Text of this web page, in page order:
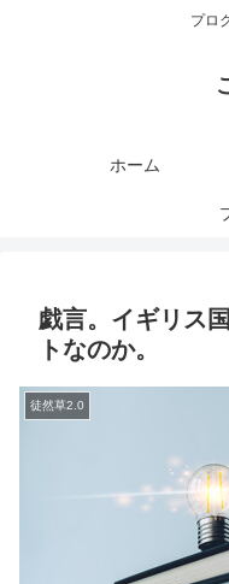
プロ
ホーム
戯言。イギリス
トなのか。
徒然草2.0